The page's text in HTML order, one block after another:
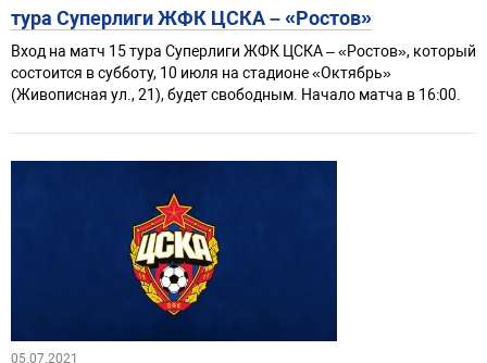
тура Суперлиги ЖФК ЦСКА – «Ростов»
Вход на матч 15 тура Суперлиги ЖФК ЦСКА – «Ростов», который
состоится в субботу, 10 июля на стадионе «Октябрь»
(Живописная ул., 21), будет свободным. Начало матча в 16:00.
05.07.2021